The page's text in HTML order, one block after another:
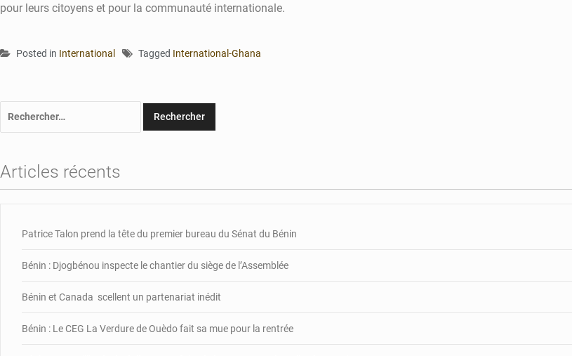
pour leurs citoyens et pour la communauté internationale.
Posted in International Tagged International-Ghana
Articles récents
Patrice Talon prend la tête du premier bureau du Sénat du Bénin
Bénin : Djogbénou inspecte le chantier du siège de l’Assemblée
Bénin et Canada scellent un partenariat inédit
Bénin : Le CEG La Verdure de Ouèdo fait sa mue pour la rentrée